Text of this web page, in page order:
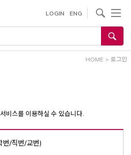
LOGIN ENG
HOME > 로그인
비스를 이용하실 수 있습니다.
번/직번/교번)